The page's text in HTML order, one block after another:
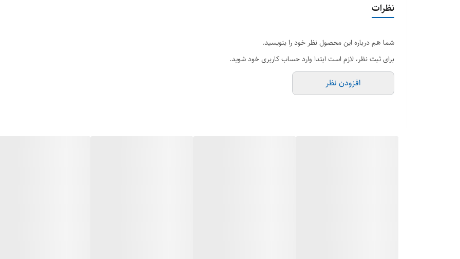
نظرات
شما هم درباره این محصول نظر خود را بنویسید.
برای ثبت نظر، لازم است ابتدا وارد حساب کاربری خود شوید.
افزودن نظر